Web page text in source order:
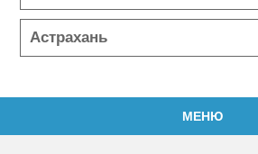
Астрахань
МЕНЮ